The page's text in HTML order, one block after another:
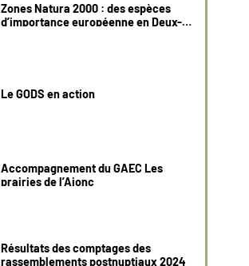
Zones Natura 2000 : des espèces
d’importance européenne en Deux-
Le GODS en action
Accompagnement du GAEC Les
prairies de l’Ajonc
Résultats des comptages des
rassemblements postnuptiaux 2024